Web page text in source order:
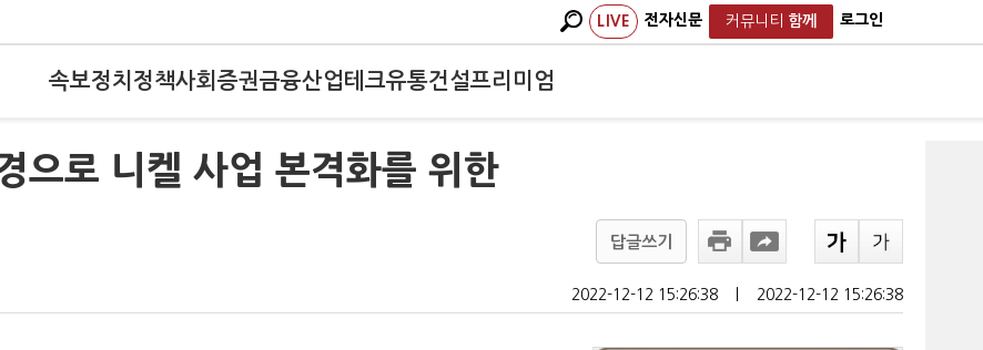
LIVE 전자신문 커뮤니티 함께 로그인
속보정치 정책사회 증권금융산업테크유통건설프리미엄
으로 니켈 사업 본격화를 위한
답글쓰기
2022-12-12 15:26:38 2022-12-12 15:26:38